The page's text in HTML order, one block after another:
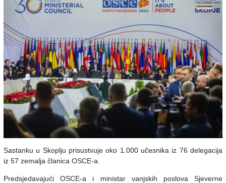
Sastanku u Skoplju prisustvuje oko 1.000 učesnika iz 76 delegacija
iz 57 zemalja članica OSCE-a.
Predsjedavajući OSCE-a i ministar vanjskih poslova Sjeverne